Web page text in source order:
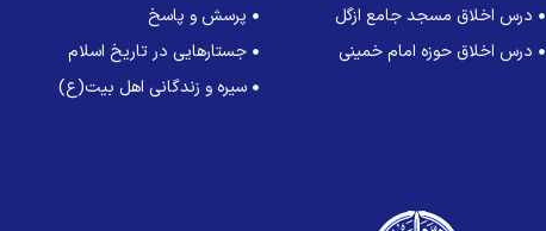
درس اخلاق مسجد جامع ازگل
درس اخلاق حوزه امام خمینی
پرسش و پاسخ
جستارهایی در تاریخ اسلام
سیره و زندگانی اهل بیت(ع)